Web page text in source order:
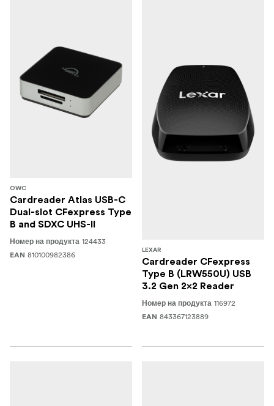
OWC
Cardreader Atlas USB-C
Dual-slot CFexpress Type
B and SDXC UHS-II
Номер на продукта 124433
EAN 810100982386 LEXAR
Cardreader CFexpress
Type B (LRW550U) USB
3.2 Gen 2x2 Reader
Номер на продукта 116972
EAN 843367123889